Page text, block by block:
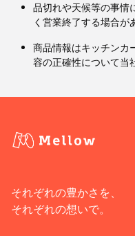
品切れや天候等の事情
く営業終了する場合が
商品情報はキッチンカ
容の正確性について当
それぞれの豊かさを、
それぞれの想いで。